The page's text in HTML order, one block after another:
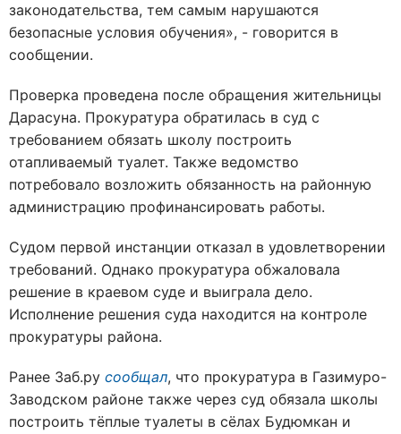
законодательства, тем самым нарушаются
безопасные условия обучения», - говорится в
сообщении.
Проверка проведена после обращения жительницы
Дарасуна. Прокуратура обратилась в суд с
требованием обязать школу построить
отапливаемый туалет. Также ведомство
потребовало возложить обязанность на районную
администрацию профинансировать работы.
Судом первой инстанции отказал в удовлетворении
требований. Однако прокуратура обжаловала
решение в краевом суде и выиграла дело.
Исполнение решения суда находится на контроле
прокуратуры района.
Ранее Заб.ру сообщал, что прокуратура в Газимуро-
Заводском районе также через суд обязала школы
построить тёплые туалеты в сёлах Будюмкан и